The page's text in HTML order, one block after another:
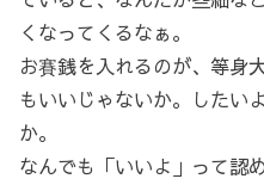
くなってくるなぁ。
お賽銭を入れるのが、等
もいいじゃないか。したい
か。
なんでも「いいよ」って認